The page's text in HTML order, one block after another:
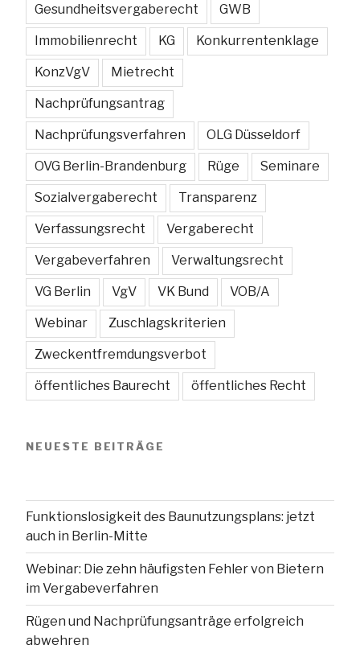
Gesundheitsvergaberecht GWB
Immobilienrecht KG Konkurrentenklage
KonzVgV Mietrecht
Nachprüfungsantrag
Nachprüfungsverfahren OLG Düsseldorf
OVG Berlin-Brandenburg Rüge Seminare
Sozialvergaberecht Transparenz
Verfassungsrecht Vergaberecht
Vergabeverfahren Verwaltungsrecht
VG Berlin VgV VK Bund VOB/A
Webinar Zuschlagskriterien
Zweckentfremdungsverbot
öffentliches Baurecht öffentliches Recht
NEUESTE BEITRÄGE
Funktionslosigkeit des Baunutzungsplans: jetzt
auch in Berlin-Mitte
Webinar: Die zehn häufigsten Fehler von Bietern
im Vergabeverfahren
Rügen und Nachprüfungsanträge erfolgreich
abwehren